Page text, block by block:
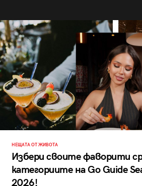
НЕЩАТА ОТ ЖИВОТА
Избери своите фаворити
категориите на Go Guide
2026!